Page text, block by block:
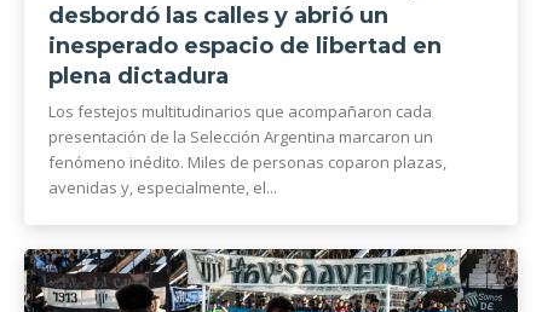
desbordó las calles y abrió un
inesperado espacio de libertad en
plena dictadura
Los festejos multitudinarios que acompañaron cada
presentación de la Selección Argentina marcaron un
fenómeno inédito. Miles de personas coparon plazas,
avenidas y, especialmente, el...